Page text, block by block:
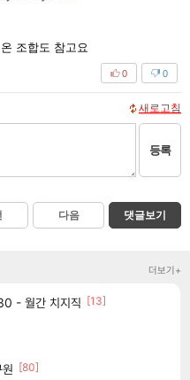
조합도 참고요
0
0
새로고침
등록
다음 댓글보기
더보기+
- 월간 치지직 [13]
[80]